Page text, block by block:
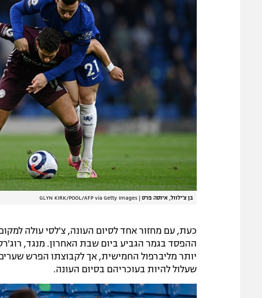
בן צ'ילוול, איוסה פרס |
GLYN KIRK/POOL/AFP via Getty Images
כעת, עם מחזור אחד לסיום העונה, צ'לסי עולה
יותר מליברפול החמישית, אך לקבוצתו הפרש
שעלול להיות בעוכריהם בסיום העונה.